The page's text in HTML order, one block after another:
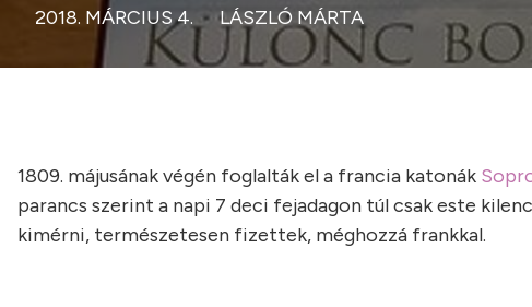
2018. MÁRCIUS 4.
LÁSZLÓ MÁRTA
1809. májusának végén foglalták el a francia katonák
parancs szerint a napi 7 deci fejadagon túl csak este
kimérni, természetesen fizettek, méghozzá frankkal.